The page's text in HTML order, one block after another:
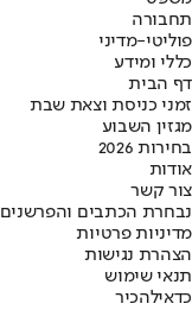
תחבורה
פוליטי-מדיני
כללי ומידע
דף הבית
זמני כניסת וצאת שבת
מגזין השבוע
בחירות 2026
אודות
צור קשר
נבחרת הכתבים והפרשנים
מדיניות פרטיות
הצהרת נגישות
תנאי שימוש
כדאילהכיר